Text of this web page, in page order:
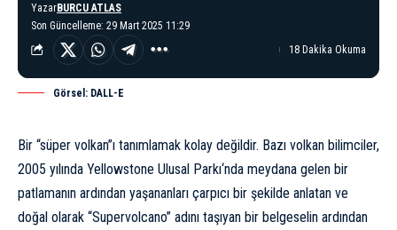
Son Güncelleme: 29 Mart 2025 11:29
YazarBURCU ATLAS
18 Dakika Okuma
Görsel: DALL-E
Bir “süper volkan”ı tanımlamak kolay değildir. Bazı volkan bilimciler,
2005 yılında Yellowstone Ulusal Parkı‘nda meydana gelen bir
patlamanın ardından yaşananları çarpıcı bir şekilde anlatan ve
doğal olarak “Supervolcano” adını taşıyan bir belgeselin ardından